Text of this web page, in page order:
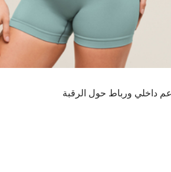
داخلي ورباط حول الرقبة